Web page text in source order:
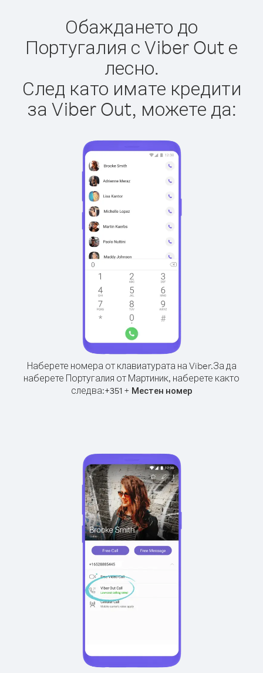
Обаждането до
Португалия с Viber Out е
лесно.
След като имате кредити
за Viber Out, можете да:
Наберете номера от клавиатурата на Viber.За да
наберете Португалия от Мартиник, наберете както
следва:+351+ Местен номер